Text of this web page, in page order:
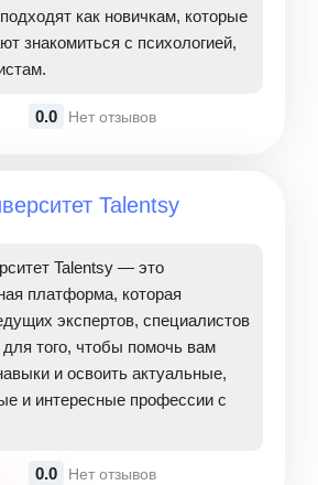
как новичкам, которые
знакомиться с психологией,
0.0 Нет отзывов
Talentsy
Talentsy — это
платформа, которая
экспертов, специалистов
для того, чтобы помочь вам
и освоить актуальные,
и интересные профессии с
0.0 Нет отзывов